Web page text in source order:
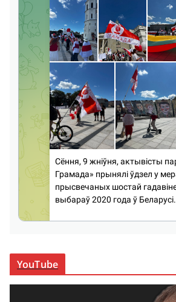
YouTube